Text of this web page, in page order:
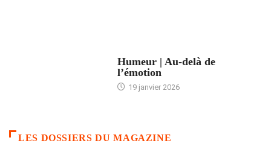
Humeur | Au-delà de
l’émotion
19 janvier 2026
LES DOSSIERS DU MAGAZINE